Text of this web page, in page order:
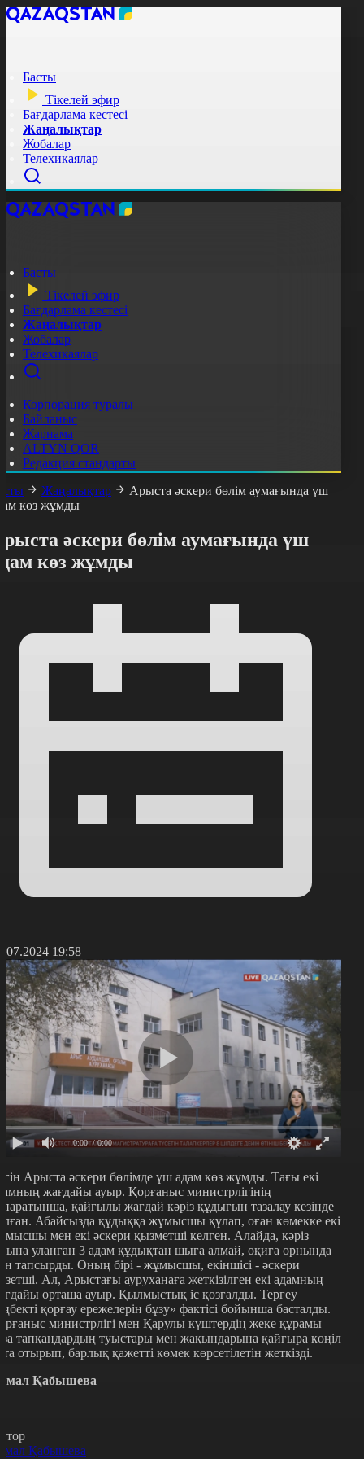
Басты
Тікелей эфир
Бағдарлама кестесі
Жаңалықтар
Жобалар
Телехикаялар
Басты
Тікелей эфир
Бағдарлама кестесі
Жаңалықтар
Жобалар
Телехикаялар
Корпорация туралы
Байланыс
Жарнама
ALTYN QOR
Редакция стандарты
Жаңалықтар
Арыста әскери бөлім аумағында үш
көз жұмды
әскери бөлім аумағында үш
көз жұмды
19:58
0:00 / 0:00
Арыста әскери бөлімде үш адам көз жұмды. Тағы екі
жағдайы ауыр. Қорғаныс министрлігінің
қайғылы жағдай кәріз құдығын тазалау кезінде
Абайсызда құдыққа жұмысшы құлап, оған көмекке екі
мен екі әскери қызметші келген. Алайда, кәріз
уланған 3 адам құдықтан шыға алмай, оқиға орнында
тапсырды. Оның бірі - жұмысшы, екіншісі - әскери
Ал, Арыстағы ауруханаға жеткізілген екі адамның
орташа ауыр. Қылмыстық іс қозғалды. Тергеу
қорғау ережелерін бұзу» фактісі бойынша басталды.
министрлігі мен Қарулы күштердің жеке құрамы
тапқандардың туыстары мен жақындарына қайғыра көңіл
отырып, барлық қажетті көмек көрсетілетін жеткізді.
Қабышева
Қабышева